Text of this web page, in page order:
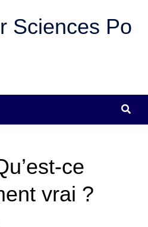
Sciences Po
ce
vrai ?